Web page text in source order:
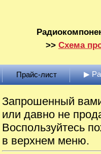
>> Схема
Прайс-лист ▶
Запрошенный
или давно не
Воспользуйтесь
в верхнем меню.